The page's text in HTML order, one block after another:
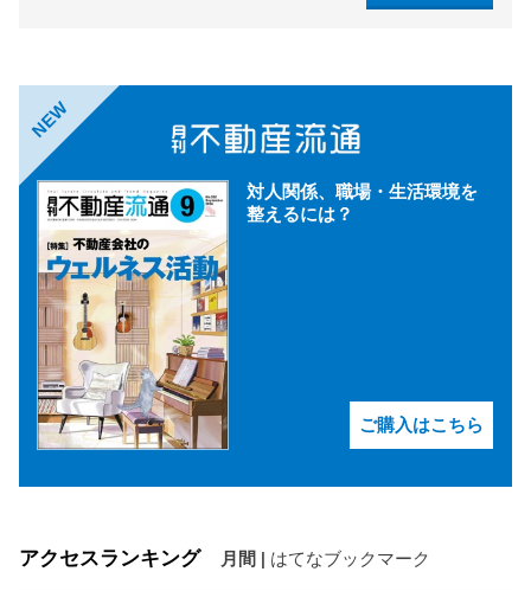
NEW
対人関係、職場・生活環境を
整えるには？
ご購入はこちら
アクセスランキング 月間 はてなブックマーク